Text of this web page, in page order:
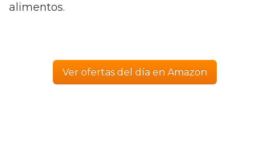
alimentos.
Ver ofertas del día en Amazon